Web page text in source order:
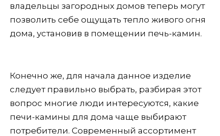
владельцы загородных домов теперь могут
позволить себе ощущать тепло живого огня
дома, установив в помещении печь-камин.
Конечно же, для начала данное изделие
следует правильно выбрать, разбирая этот
вопрос многие люди интересуются, какие
печи-камины для дома чаще выбирают
потребители. Современный ассортимент